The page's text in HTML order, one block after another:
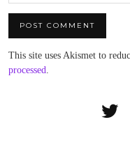
This site uses Akismet to
processed.